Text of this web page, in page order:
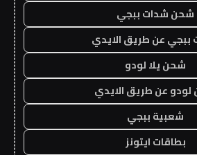
شحن شدات ببجي
ببجي عن طريق الايدي
شحن يلا لودو
عن طريق الايدي
شعبية ببجي
بطاقات ايتونز